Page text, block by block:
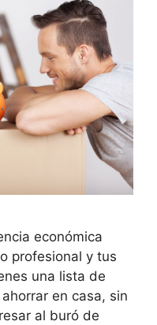
económica
profesional y tus
una lista de
en casa, sin
al buró de